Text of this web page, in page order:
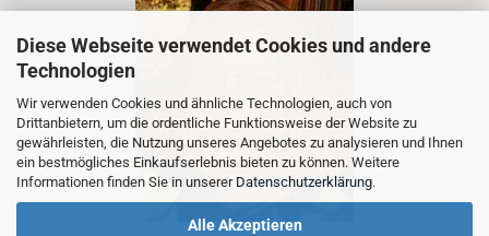
Diese Webseite verwendet Cookies und andere
Technologien
Wir verwenden Cookies und ähnliche Technologien, auch von
Drittanbietern, um die ordentliche Funktionsweise der Website zu
gewährleisten, die Nutzung unseres Angebotes zu analysieren und Ihnen
ein bestmögliches Einkaufserlebnis bieten zu können. Weitere
Informationen finden Sie in unserer Datenschutzerklärung.
Alle Akzeptieren